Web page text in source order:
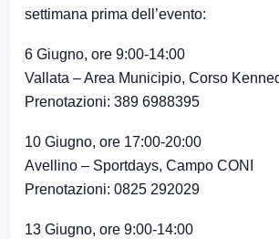
settimana prima dell’evento:
6 Giugno, ore 9:00-14:00
Vallata – Area Municipio, Corso
Prenotazioni: 389 6988395
10 Giugno, ore 17:00-20:00
Avellino – Sportdays, Campo CONI
Prenotazioni: 0825 292029
13 Giugno, ore 9:00-14:00